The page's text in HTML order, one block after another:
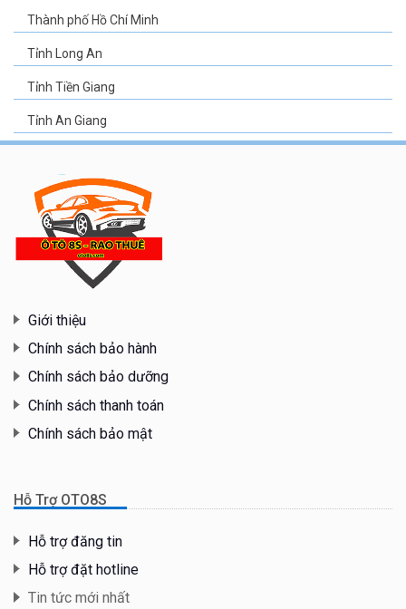
Thành phố Hồ Chí Minh
Tỉnh Long An
Tỉnh Tiền Giang
Tỉnh An Giang
Giới thiệu
Chính sách bảo hành
Chính sách bảo dưỡng
Chính sách thanh toán
Chính sách bảo mật
Hỗ Trợ OTO8S
Hỗ trợ đăng tin
Hỗ trợ đặt hotline
Tin tức mới nhất